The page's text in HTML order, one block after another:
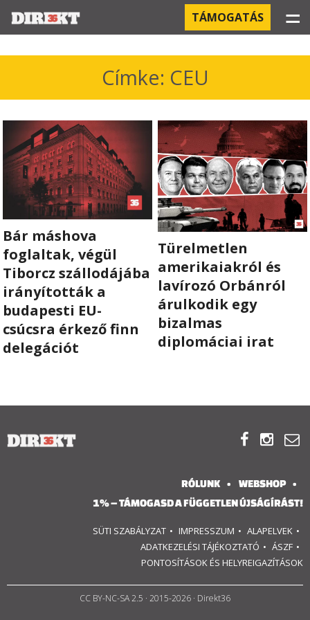
KÓRHÁZI FERTŐZÉSEK
ORBÁN ÉS A GAZDASÁG
KÍNAI NEGYED
OROSZ KAPCSOLATOK
PEGASUS-MEGFIGYELÉSEK
AZ ORBÁN CSALÁD ÜZLETEI
OFFSHORE TITKOK
RÓLUNK
CSAPAT
MŰKÖDÉS

TÁMOGATÁS ☰
Címke: CEU
Bár máshova
foglaltak, végül
Tiborcz szállodájába
irányították a
budapesti EU-
csúcsra érkező finn
delegációt
Türelmetlen
amerikaiakról és
lavírozó Orbánról
árulkodik egy
bizalmas
diplomáciai irat
  
RÓLUNK
WEBSHOP
1% – TÁMOGASD A FÜGGETLEN ÚJSÁGÍRÁST!
SÜTI SZABÁLYZAT IMPRESSZUM
ALAPELVEK
ADATKEZELÉSI TÁJÉKOZTATÓ
ÁSZF
PONTOSÍTÁSOK ÉS HELYREIGAZÍTÁSOK
CC BY-NC-SA 2.5 · 2015-2026 · Direkt36